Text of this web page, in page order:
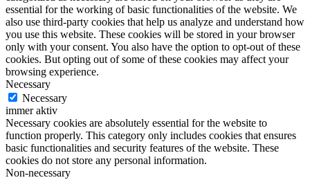
essential for the working of basic functionalities of the website. We
also use third-party cookies that help us analyze and understand how
you use this website. These cookies will be stored in your browser
only with your consent. You also have the option to opt-out of these
cookies. But opting out of some of these cookies may affect your
browsing experience.
Necessary
Necessary
immer aktiv
Necessary cookies are absolutely essential for the website to
function properly. This category only includes cookies that ensures
basic functionalities and security features of the website. These
cookies do not store any personal information.
Non-necessary